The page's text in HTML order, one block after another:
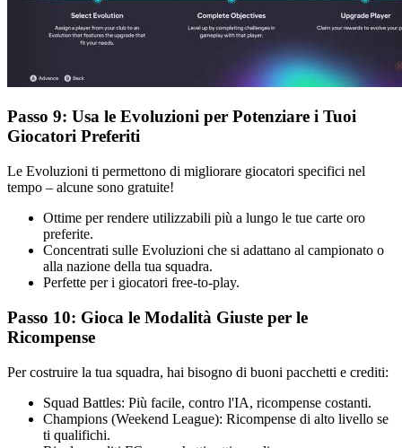
Passo 9: Usa le Evoluzioni per Potenziare i Tuoi
Giocatori Preferiti
Le Evoluzioni ti permettono di migliorare giocatori specifici nel
tempo – alcune sono gratuite!
Ottime per rendere utilizzabili più a lungo le tue carte oro
preferite.
Concentrati sulle Evoluzioni che si adattano al campionato o
alla nazione della tua squadra.
Perfette per i giocatori free-to-play.
Passo 10: Gioca le Modalità Giuste per le
Ricompense
Per costruire la tua squadra, hai bisogno di buoni pacchetti e crediti:
Squad Battles: Più facile, contro l'IA, ricompense costanti.
Champions (Weekend League): Ricompense di alto livello se
ti qualifichi.